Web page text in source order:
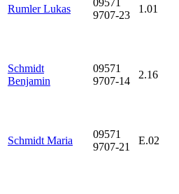
Rumler Lukas
09571
9707-23
1.01
Schmidt
Benjamin
09571
9707-14
2.16
Schmidt Maria
09571
9707-21
E.02